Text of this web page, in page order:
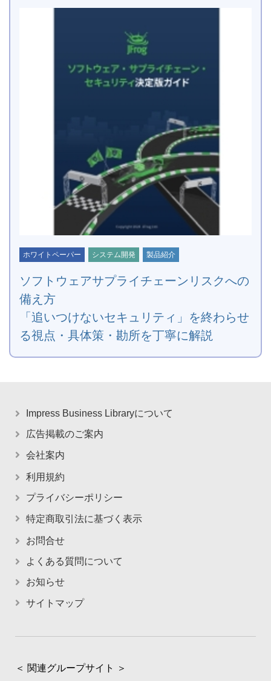
ホワイトペーパー システム開発 製品紹介
ソフトウェアサプライチェーンリスクへの
備え方
「追いつけないセキュリティ」を終わらせ
る視点・具体策・勘所を丁寧に解説
Impress Business Libraryについて
広告掲載のご案内
会社案内
利用規約
プライバシーポリシー
特定商取引法に基づく表示
お問合せ
よくある質問について
お知らせ
サイトマップ
＜ 関連グループサイト ＞